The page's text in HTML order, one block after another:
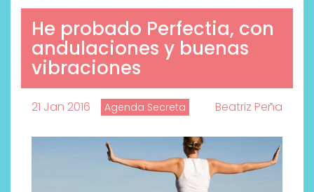
He probado Perfectia, con
andulaciones y buenas
vibraciones
21 Jan 2016 Agenda Secreta Beatriz Peña